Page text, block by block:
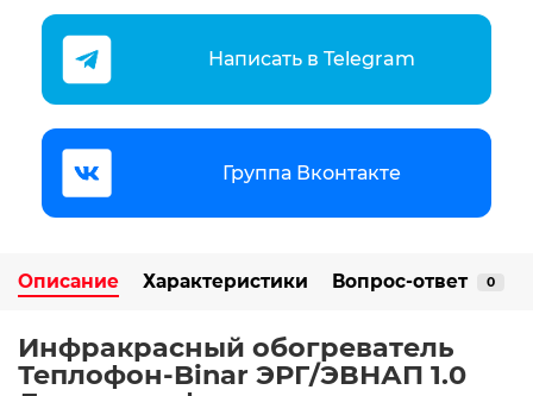
Написать в Telegram
Группа Вконтакте
Описание Характеристики Вопрос-ответ 0
Инфракрасный обогреватель
Теплофон-Binar ЭРГ/ЭВНАП 1.0